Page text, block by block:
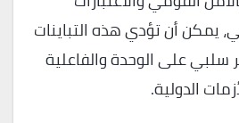
يمكن أن تؤدي هذه التباينات
سلبي على الوحدة والفاعلية
الدولية.